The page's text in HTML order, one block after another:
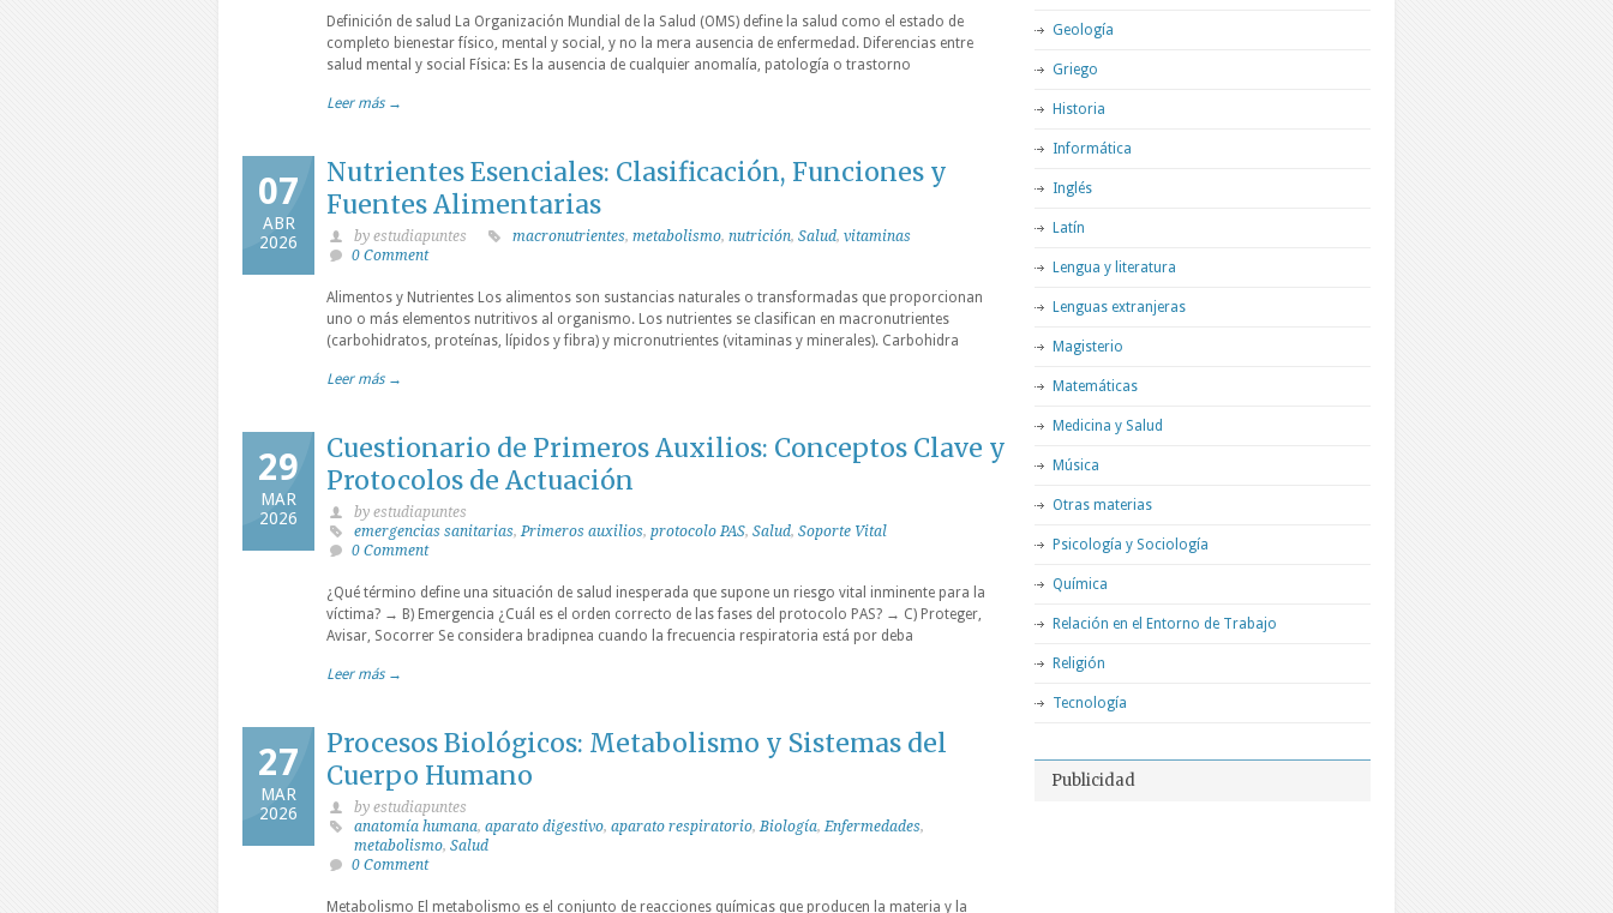
Definición de salud La Organización Mundial de la Salud (OMS) define la salud como el estado de
completo bienestar físico, mental y social, y no la mera ausencia de enfermedad. Diferencias entre
salud mental y social Física: Es la ausencia de cualquier anomalía, patología o trastorno
Leer más →
07
ABR
2026
Nutrientes Esenciales: Clasificación, Funciones y
Fuentes Alimentarias
by estudiapuntes macronutrientes, metabolismo, nutrición, Salud, vitaminas
0 Comment
Alimentos y Nutrientes Los alimentos son sustancias naturales o transformadas que proporcionan
uno o más elementos nutritivos al organismo. Los nutrientes se clasifican en macronutrientes
(carbohidratos, proteínas, lípidos y fibra) y micronutrientes (vitaminas y minerales). Carbohidra
Leer más →
29
MAR
2026
Cuestionario de Primeros Auxilios: Conceptos Clave y
Protocolos de Actuación
by estudiapuntes
emergencias sanitarias,Primeros auxilios, protocolo PAS, Salud, Soporte Vital
0 Comment
¿Qué término define una situación de salud inesperada que supone un riesgo vital inminente para la
víctima? → B) Emergencia ¿Cuál es el orden correcto de las fases del protocolo PAS? → C) Proteger,
Avisar, Socorrer Se considera bradipnea cuando la frecuencia respiratoria está por deba
Leer más →
27
MAR
2026
Procesos Biológicos: Metabolismo y Sistemas del
Cuerpo Humano
by estudiapuntes
anatomía humana, aparato digestivo, aparato respiratorio,Biología,Enfermedades,
metabolismo, Salud
0 Comment
Metabolismo El metabolismo es el conjunto de reacciones químicas que producen la materia y la
Geología
Griego
Historia
Informática
Inglés
Latín
Lengua y literatura
Lenguas extranjeras
Magisterio
Matemáticas
Medicina y Salud
Música
Otras materias
Psicología y Sociología
Química
Relación en el Entorno de Trabajo
Religión
Tecnología
Publicidad